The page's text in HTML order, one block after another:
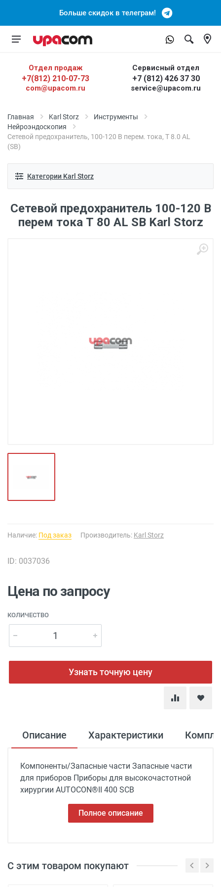
Больше скидок в телеграм!
Отдел продаж
+7(812) 210-07-73
com@upacom.ru
Сервисный отдел
+7 (812) 426 37 30
service@upacom.ru
Главная Karl Storz
Инструменты
Нейроэндоскопия
Сетевой предохранитель, 100-120 В перем. тока, Т 8.0 AL
(SB)
Категории Karl Storz
Сетевой предохранитель 100-120 В
перем тока Т 80 AL SB Karl Storz
Наличие: Под заказ Производитель: Karl Storz
ID: 0037036
Цена по запросу
КОЛИЧЕСТВО
Узнать точную цену
Описание Характеристики
Компоненты/Запасные части Запасные части
для приборов Приборы для высокочастотной
хирургии AUTOCON®II 400 SCB
Полное описание
С этим товаром покупают